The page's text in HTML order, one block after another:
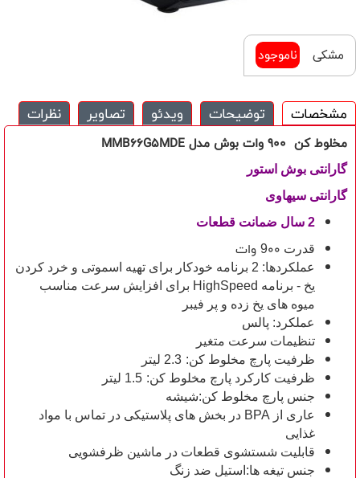
مشکی ناموجود
مشخصات توضیحات ویدئو تصاویر نظرات
مخلوط کن 900 وات بوش مدل MMB66G5MDE
گارانتی بوش استور
گارانتی سیهاوی
2 سال ضمانت قطعات
قدرت 9 00 وات
عملکردها: 2 برنامه خودکار برای تهیه اسموتی و خرد کردن
یخ - برنامه HighSpeed برای افزایش سرعت مناسب
میوه های یخ زده و پر فیبر
عملکرد: پالس
تنظیمات سرعت متغیر
ظرفیت پارچ مخلوط کن: 2.3 لیتر
ظرفیت کارکرد پارچ مخلوط کن: 1.5 لیتر
جنس پارچ مخلوط کن:شیشه
عاری از BPA در بخش های پلاستیکی در تماس با مواد
غذایی
قابلیت شستشوی قطعات در ماشین ظرفشویی
جنس تیغه ها:استیل ضد زنگ